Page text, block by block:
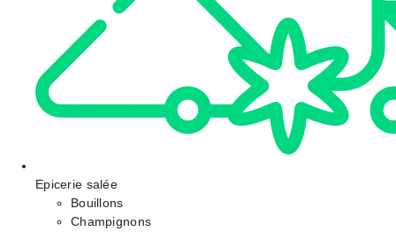
Epicerie salée
Bouillons
Champignons